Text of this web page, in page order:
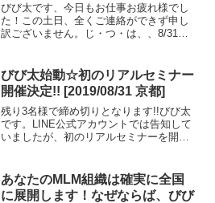
びび太です、今日もお仕事お疲れ様でし
た！この土日、全くご連絡ができず申し
訳ございません。じ・つ・は、、8/31京
ーを完全クローズでやってみたのです。
と言っても、私が全面...
びび太始動☆初のリアルセミナー
開催決定!! [2019/08/31 京都]
残り3名様で締め切りとなります!!びび太
です。LINE公式アカウントでは告知して
いましたが、初のリアルセミナーを開催
(税込)以下より、お申込みくださ...
あなたのMLM組織は確実に全国
に展開します！なぜならば、びび